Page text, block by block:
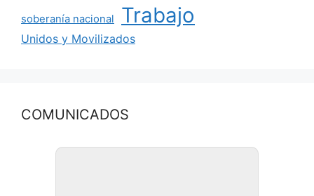
soberanía nacional Trabajo
Unidos y Movilizados
COMUNICADOS